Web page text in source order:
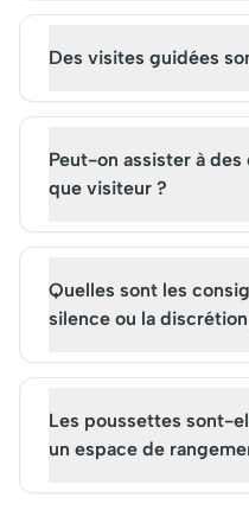
Des visites guidées
Peut-on assister à
que visiteur ?
Quelles sont les
silence ou la
Les poussettes sont-
un espace de